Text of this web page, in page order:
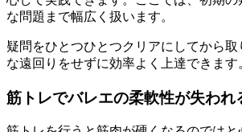
な問題まで幅広く扱います。
疑問をひとつひとつクリアにしてから
な遠回りをせずに効率よく上達できます
筋トレでバレエの柔軟性が失われ